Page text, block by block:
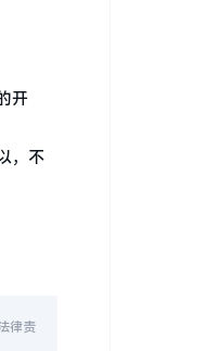
开
，不
律责